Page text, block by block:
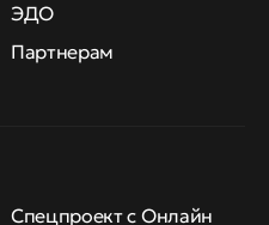
ЭДО
Партнерам
Спецпроект с Онлайн